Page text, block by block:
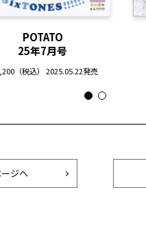
POTATO
25年7月号
（税込） 2025.05.22発売
ジへ